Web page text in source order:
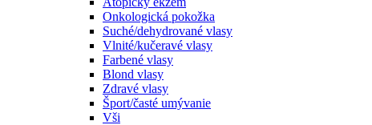
Onkologická pokožka
Suché/dehydrované vlasy
Vlnité/kučeravé vlasy
Farbené vlasy
Blond vlasy
Zdravé vlasy
Šport/časté umývanie
Vši